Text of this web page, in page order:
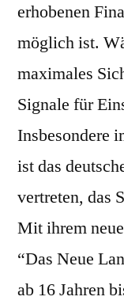
erhobenen
möglich ist.
maximales
Signale für
Insbesondere
ist das
vertreten, das
Mit ihrem
“Das Neue
ab 16 Jahren